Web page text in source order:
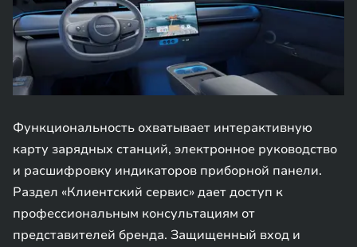
Функциональность охватывает интерактивную
карту зарядных станций, электронное руководство
и расшифровку индикаторов приборной панели.
Раздел «Клиентский сервис» дает доступ к
профессиональным консультациям от
представителей бренда. Защищенный вход и